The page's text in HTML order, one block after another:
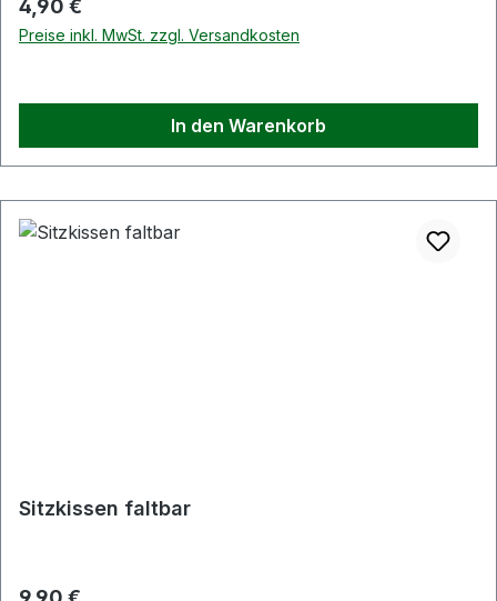
Regulärer Preis:
4,90 €
Preise inkl. MwSt. zzgl. Versandkosten
In den Warenkorb
Sitzkissen faltbar
Regulärer Preis: